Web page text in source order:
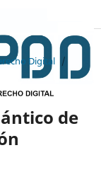
Digital /
de